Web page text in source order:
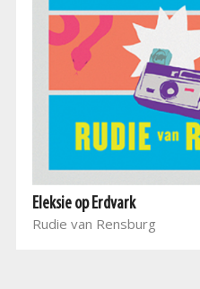
Eleksie op Erdvark
Rudie van Rensburg